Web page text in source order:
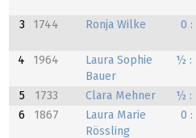
3 1744 Ronja Wilke 0 :
4 1964
Laura Sophie
Bauer
½ :
5 1733 Clara Mehner ½ :
6
1867
Laura Marie
Rössling
0 :